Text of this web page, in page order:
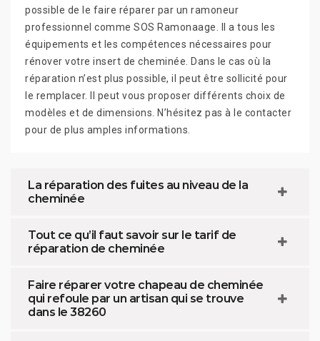
possible de le faire réparer par un ramoneur
professionnel comme SOS Ramonaage. Il a tous les
équipements et les compétences nécessaires pour
rénover votre insert de cheminée. Dans le cas où la
réparation n’est plus possible, il peut être sollicité pour
le remplacer. Il peut vous proposer différents choix de
modèles et de dimensions. N’hésitez pas à le contacter
pour de plus amples informations.
La réparation des fuites au niveau de la
cheminée
Tout ce qu’il faut savoir sur le tarif de
réparation de cheminée
Faire réparer votre chapeau de cheminée
qui refoule par un artisan qui se trouve
dans le 38260